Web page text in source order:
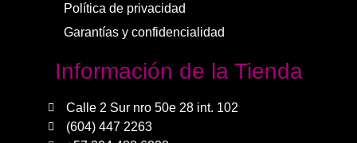
Política de privacidad
Garantías y confidencialidad
Información de la Tienda
Calle 2 Sur nro 50e 28 int. 102
(604) 447 2263